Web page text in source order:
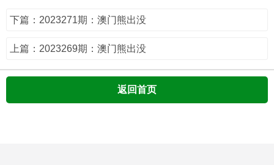
下篇：2023271期：澳门熊出没
上篇：2023269期：澳门熊出没
返回首页